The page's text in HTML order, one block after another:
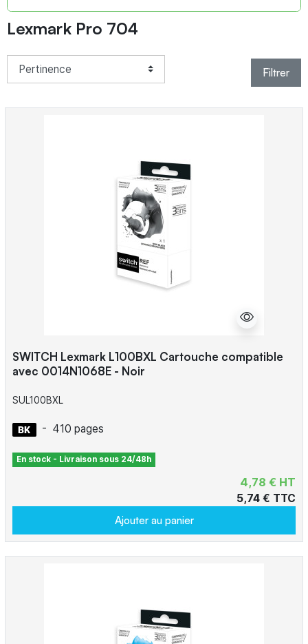
Lexmark Pro 704
Filtrer
SWITCH Lexmark L100BXL Cartouche compatible
avec 0014N1068E - Noir
SUL100BXL
- 410 pages
En stock - Livraison sous 24/48h
4,78 € HT
5,74 € TTC
Ajouter au panier